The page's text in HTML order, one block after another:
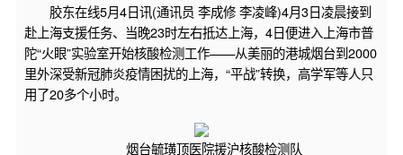
胶东在线5月4日讯(通讯员 李成修 李凌峰)4月3日凌晨接到
赴上海支援任务、当晚23时左右抵达上海，4日便进入上海市普
陀“火眼”实验室开始核酸检测工作——从美丽的港城烟台到2000
里外深受新冠肺炎疫情困扰的上海，“平战”转换，高学军等人只
用了20多个小时。
烟台毓璜顶医院援沪核酸检测队